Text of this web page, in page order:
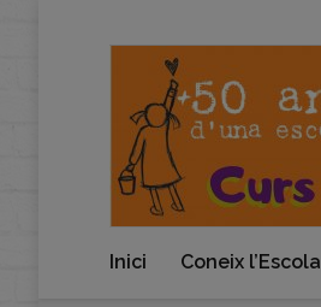
Inici Coneix l’Escola